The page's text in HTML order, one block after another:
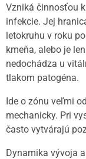
Vzniká činnosťou
infekcie. Jej
letokruhu v roku
kmeňa, alebo je
nedochádza u
tlakom patogéna.
Ide o zónu veľmi
mechanicky. Pri
často vytvárajú
Dynamika vývoja